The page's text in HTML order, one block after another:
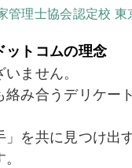
管理士協会認定校
ットコムの理念
ません。
み合うデリケー
を共に見つけ出す